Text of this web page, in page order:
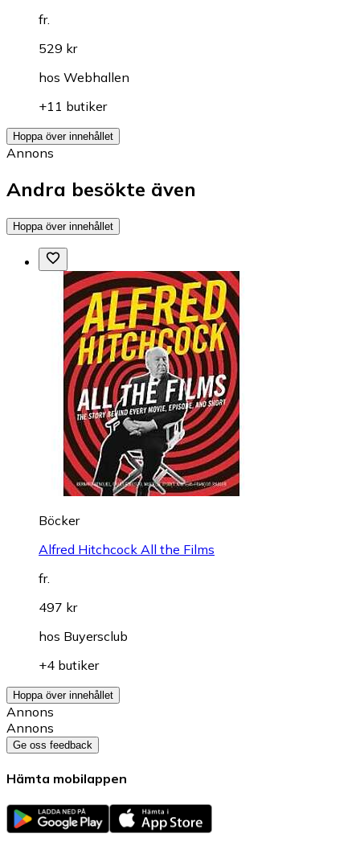
fr.
529 kr
hos Webhallen
+11 butiker
Hoppa över innehållet
Annons
Andra besökte även
Hoppa över innehållet
Böcker
Alfred Hitchcock All the Films
fr.
497 kr
hos Buyersclub
+4 butiker
Hoppa över innehållet
Annons
Annons
Ge oss feedback
Hämta mobilappen